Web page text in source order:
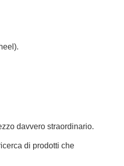
davvero straordinario.
di prodotti che